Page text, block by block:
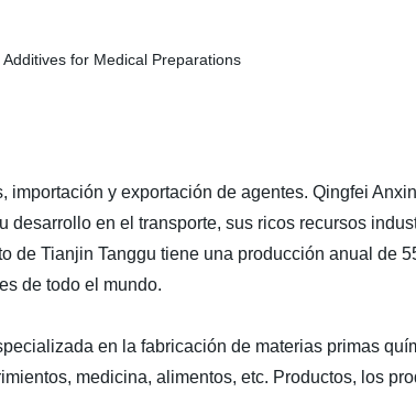
y exportación de agentes. Qingfei
en el transporte, sus ricos recursos
Tianjin Tanggu tiene una producción anual de
de todo el mundo.
en la fabricación de materias primas
medicina, alimentos, etc. Productos, los